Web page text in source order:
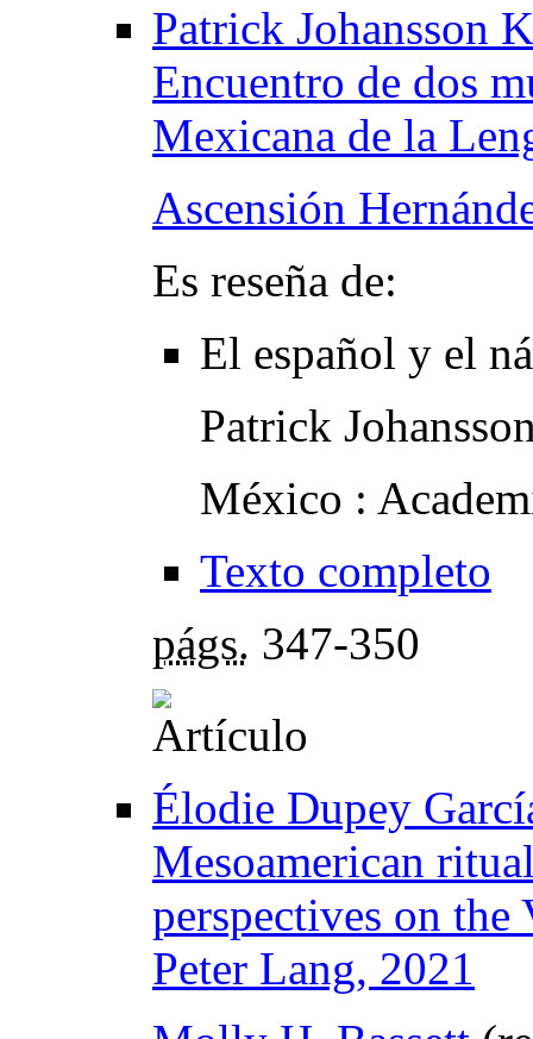
Patrick Johansson
Encuentro de dos
Mexicana de la
Ascensión
Es reseña de:
El español y el
Patrick
México :
Texto completo
págs. 347-350
Élodie Dupey
Mesoamerican
perspectives on
Peter Lang, 2021